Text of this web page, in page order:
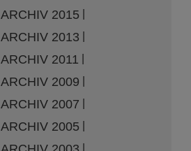
ARCHIV 2015
ARCHIV 2013
ARCHIV 2011
ARCHIV 2009
ARCHIV 2007
ARCHIV 2005